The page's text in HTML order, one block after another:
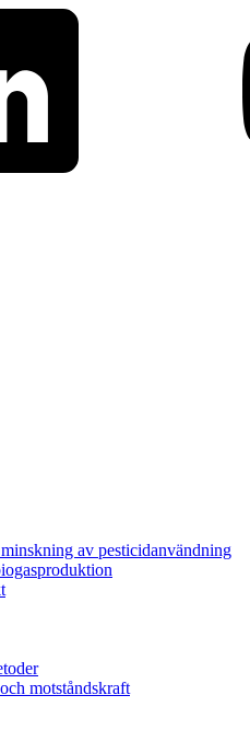
av pesticidanvändning
motståndskraft